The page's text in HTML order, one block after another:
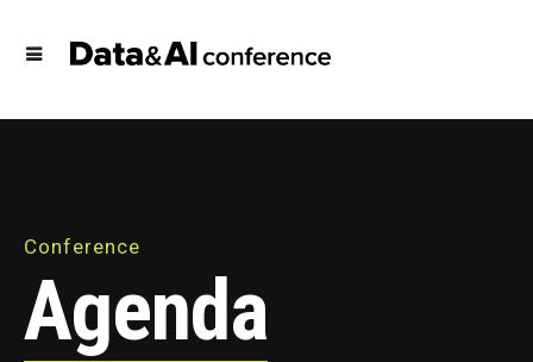
Conference
Agenda